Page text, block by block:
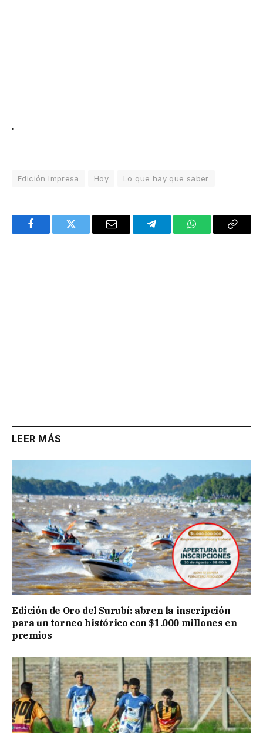
.
Edición Impresa Hoy Lo que hay que saber
FacebookTwitter Email TelegramWhatsAppCopy
LEER MÁS
Edición de Oro del Surubí: abren la inscripción
para un torneo histórico con $1.000 millones en
premios